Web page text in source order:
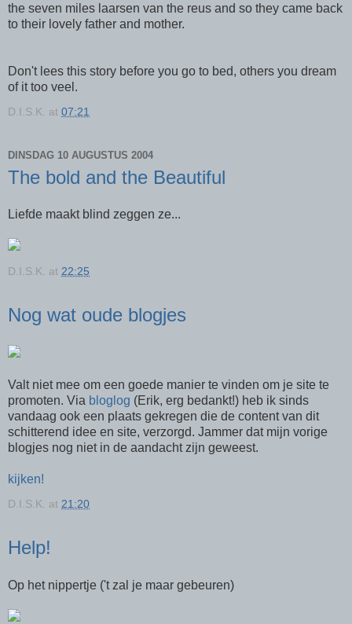
the seven miles laarsen van the reus and so they came back
to their lovely father and mother.
Don't lees this story before you go to bed, others you dream
of it too veel.
D.I.S.K. at 07:21
DINSDAG 10 AUGUSTUS 2004
The bold and the Beautiful
Liefde maakt blind zeggen ze...
D.I.S.K. at 22:25
Nog wat oude blogjes
Valt niet mee om een goede manier te vinden om je site te
promoten. Via bloglog (Erik, erg bedankt!) heb ik sinds
vandaag ook een plaats gekregen die de content van dit
schitterend idee en site, verzorgd. Jammer dat mijn vorige
blogjes nog niet in de aandacht zijn geweest.
kijken!
D.I.S.K. at 21:20
Help!
Op het nippertje ('t zal je maar gebeuren)